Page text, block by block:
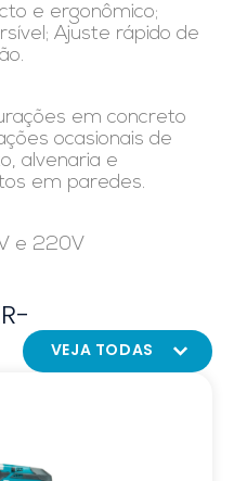
e ergonômico;
Ajuste rápido de
em concreto
ocasionais de
alvenaria e
em paredes.
e 220V
VEJA TODAS